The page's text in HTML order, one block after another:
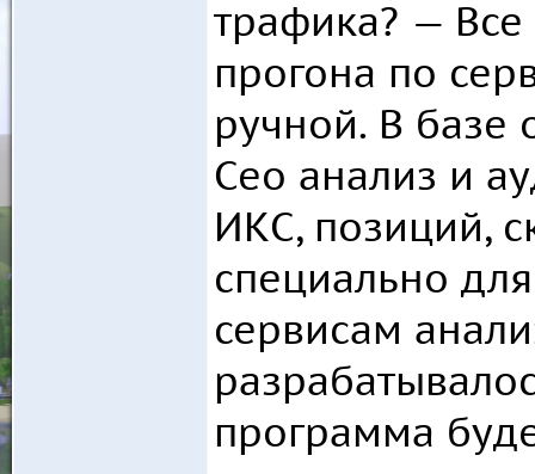
трафика? — Все
прогона по
ручной. В базе
Сео анализ и
ИКС, позиций,
специально
сервисам
программа